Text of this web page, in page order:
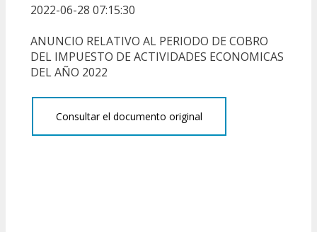
2022-06-28 07:15:30
ANUNCIO RELATIVO AL PERIODO DE COBRO
DEL IMPUESTO DE ACTIVIDADES ECONOMICAS
DEL AÑO 2022
Consultar el documento original